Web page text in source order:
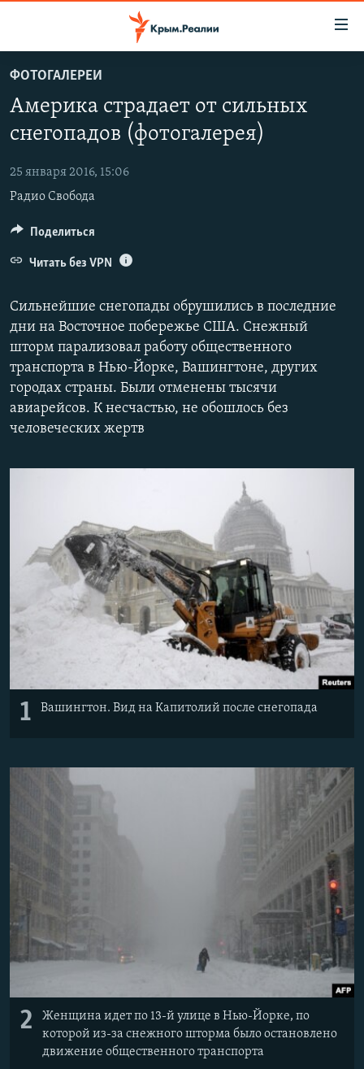
основному
содержанию
навигации
Вернутся
поиску
СПЕЦПРОЕКТЫ
КАРТА ВОЕННЫХ ОБЪЕКТОВ КРЫМА
11 ЛЕТ ОККУПАЦИИ КРЫМА. 11 ИСТОРИЙ СОПРОТИВЛЕНИЯ
ВОДА
ИСТОРИЯ
ЕЩЕ
ИНТЕРАКТИВ
ИНФОГРАФИКА
СОВЕТЫ ПРАВОЗАЩИТНИКОВ
ПРОПАВШИЕ БЕЗ ВЕСТИ
ПОБЕДИТЕЛЕЙ НЕ СУДЯТ?
КРЫМ.НЕПОКОРЕННЫЙ
УКРАИНСКАЯ ПРОБЛЕМА КРЫМА
РАДІО СВОБОДА
КАК ОБОЙТИ БЛОКИРОВКУ
Українською
Qırımtatar
ПРИСОЕДИНЯЙТЕСЬ!
ФОТОГАЛЕРЕИ
Америка страдает от сильных
снегопадов (фотогалерея)
25 января 2016, 15:06
Радио Свобода
Сильнейшие снегопады обрушились в последние
дни на Восточное побережье США. Снежный
шторм парализовал работу общественного
транспорта в Нью-Йорке, Вашингтоне, других
городах страны. Были отменены тысячи
авиарейсов. К несчастью, не обошлось без
человеческих жертв
1 Вашингтон. Вид на Капитолий после снегопада
2
Женщина идет по 13-й улице в Нью-Йорке, по
которой из-за снежного шторма было остановлено
движение общественного транспорта
Поделиться
Читать без VPN